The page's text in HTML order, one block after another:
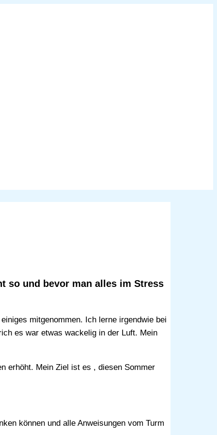
so und bevor man alles im Stress
mitgenommen. Ich lerne irgendwie bei
es war etwas wackelig in der Luft. Mein
erhöht. Mein Ziel ist es , diesen Sommer
können und alle Anweisungen vom Turm